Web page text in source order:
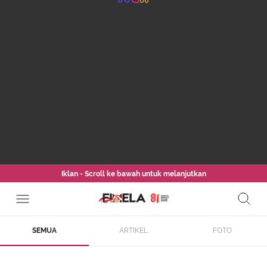
Iklan - Scroll ke bawah untuk melanjutkan
SEMUA ARTIKEL FOTO